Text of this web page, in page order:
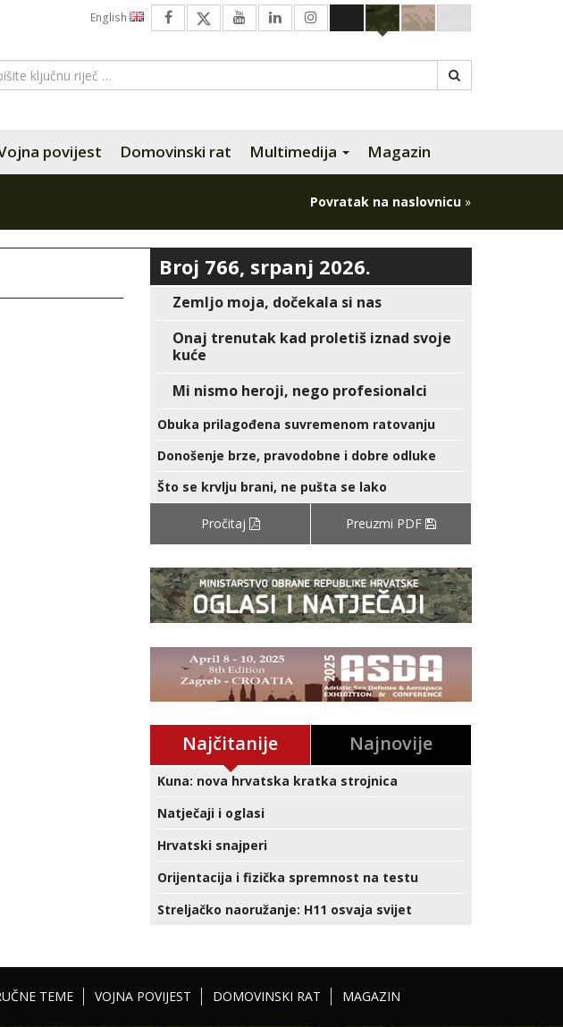
English
povijest Domovinski rat Multimedija Magazin
Povratak na naslovnicu »
Broj 766, srpanj 2026.
Zemljo moja, dočekala si nas
Onaj trenutak kad proletiš iznad svoje
kuće
Mi nismo heroji, nego profesionalci
Obuka prilagođena suvremenom ratovanju
Donošenje brze, pravodobne i dobre odluke
Što se krvlju brani, ne pušta se lako
Pročitaj Preuzmi PDF
Najčitanije Najnovije
Kuna: nova hrvatska kratka strojnica
Natječaji i oglasi
Hrvatski snajperi
Orijentacija i fizička spremnost na testu
Streljačko naoružanje: H11 osvaja svijet
TEME VOJNA POVIJEST DOMOVINSKI RAT MAGAZIN